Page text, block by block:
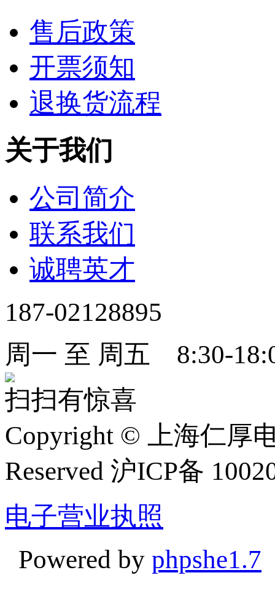
售后政策
开票须知
退换货流程
关于我们
公司简介
联系我们
诚聘英才
187-02128895
周一 至 周五 8:30-
扫扫有惊喜
Copyright © 上海仁厚
Reserved 沪ICP备
电子营业执照
Powered by phpshe1.7